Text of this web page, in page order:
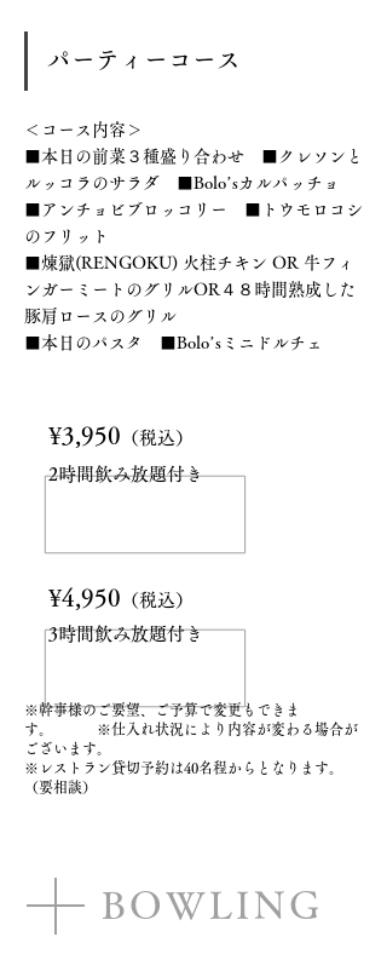
パーティーコース
＜コース内容＞
■本日の前菜３種盛り合わせ ■クレソンと
ルッコラのサラダ ■Bolo’sカルパッチョ
■アンチョビブロッコリー ■トウモロコシ
のフリット
■煉獄(RENGOKU) 火柱チキン OR 牛フィ
ンガーミートのグリルOR４８時間熟成した
豚肩ロースのグリル
■本日のパスタ ■Bolo’sミニドルチェ
¥3,950 （税込）
2時間飲み放題付き
¥4,950 （税込）
3時間飲み放題付き
※幹事様のご要望、ご予算で変更もできま
す。 ※仕入れ状況により内容が変わる場合が
ございます。
※レストラン貸切予約は40名程からとなります。
（要相談）
BOWLING